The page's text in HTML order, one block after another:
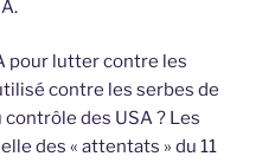
pour lutter contre les
contre les serbes de
des USA ? Les
des « attentats » du 11